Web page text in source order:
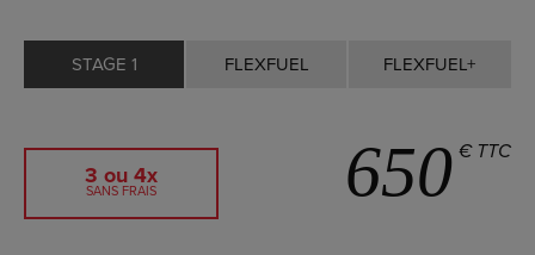
STAGE 1 FLEXFUEL FLEXFUEL+
3 ou 4x
SANS FRAIS 650 € TTC